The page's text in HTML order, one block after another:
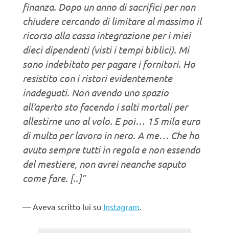
finanza. Dopo un anno di sacrifici per non
chiudere cercando di limitare al massimo il
ricorso alla cassa integrazione per i miei
dieci dipendenti (visti i tempi biblici). Mi
sono indebitato per pagare i fornitori. Ho
resistito con i ristori evidentemente
inadeguati. Non avendo uno spazio
all’aperto sto facendo i salti mortali per
allestirne uno al volo. E poi… 15 mila euro
di multa per lavoro in nero. A me… Che ho
avuto sempre tutti in regola e non essendo
del mestiere, non avrei neanche saputo
come fare. [..]”
Aveva scritto lui su Instagram.